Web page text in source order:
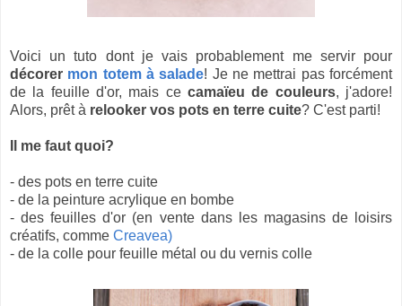
Voici un tuto dont je vais probablement me servir pour
décorer mon totem à salade! Je ne mettrai pas forcément
de la feuille d'or, mais ce camaïeu de couleurs, j'adore!
Alors, prêt à relooker vos pots en terre cuite? C'est parti!
Il me faut quoi?
- des pots en terre cuite
- de la peinture acrylique en bombe
- des feuilles d'or (en vente dans les magasins de loisirs
créatifs, comme Creavea)
- de la colle pour feuille métal ou du vernis colle